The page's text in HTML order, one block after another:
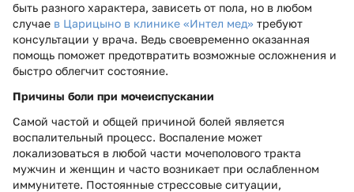
быть разного характера, зависеть от пола, но в любом
случае в Царицыно в клинике «Интел мед» требуют
консультации у врача. Ведь своевременно оказанная
помощь поможет предотвратить возможные осложнения и
быстро облегчит состояние.
Причины боли при мочеиспускании
Самой частой и общей причиной болей является
воспалительный процесс. Воспаление может
локализоваться в любой части мочеполового тракта
мужчин и женщин и часто возникает при ослабленном
иммунитете. Постоянные стрессовые ситуации,